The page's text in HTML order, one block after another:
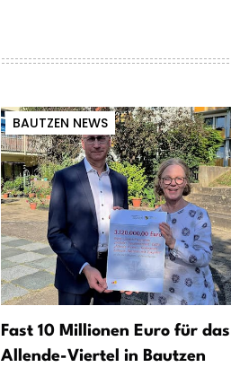
BAUTZEN NEWS
Fast 10 Millionen Euro für das
Allende-Viertel in Bautzen